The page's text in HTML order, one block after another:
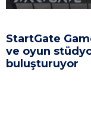
StartGate
ve oyun
buluşturuyor